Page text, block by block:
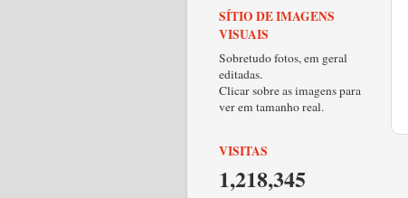
SÍTIO DE IMAGENS
VISUAIS
Sobretudo fotos, em geral
editadas.
Clicar sobre as imagens para
ver em tamanho real.
VISITAS
1,218,345